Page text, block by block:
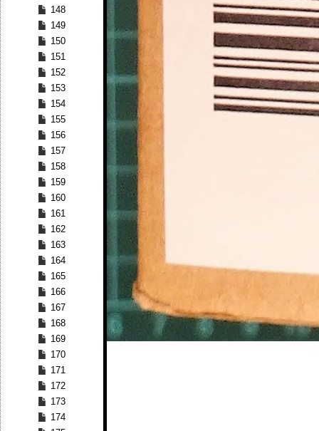
148
149
150
151
152
153
154
155
156
157
158
159
160
161
162
163
164
165
166
167
168
169
170
171
172
173
174